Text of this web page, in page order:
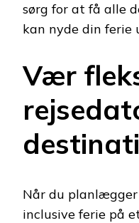
sørg for at få alle
kan nyde din ferie
Vær
Når du
inclusive ferie på